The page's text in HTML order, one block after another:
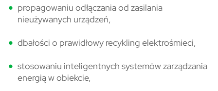
propagowaniu odłączania od zasilania
nieużywanych urządzeń,
dbałości o prawidłowy recykling elektrośmieci,
stosowaniu inteligentnych systemów zarządzania
energią w obiekcie,